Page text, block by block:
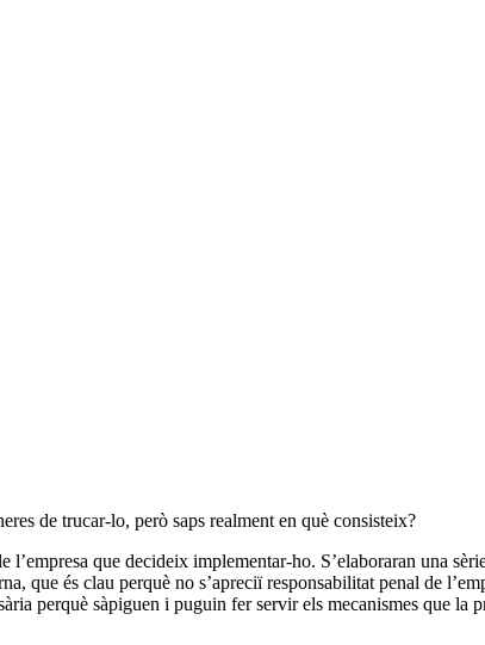
de trucar-lo, però saps realment en què consisteix?
que decideix implementar-ho. S’elaboraran una
que és clau perquè no s’apreciï responsabilitat penal de
perquè sàpiguen i puguin fer servir els mecanismes que la